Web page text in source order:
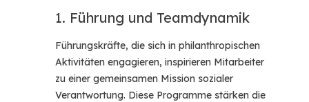
1. Führung und Teamdynamik
Führungskräfte, die sich in philanthropischen
Aktivitäten engagieren, inspirieren Mitarbeiter
zu einer gemeinsamen Mission sozialer
Verantwortung. Diese Programme stärken die